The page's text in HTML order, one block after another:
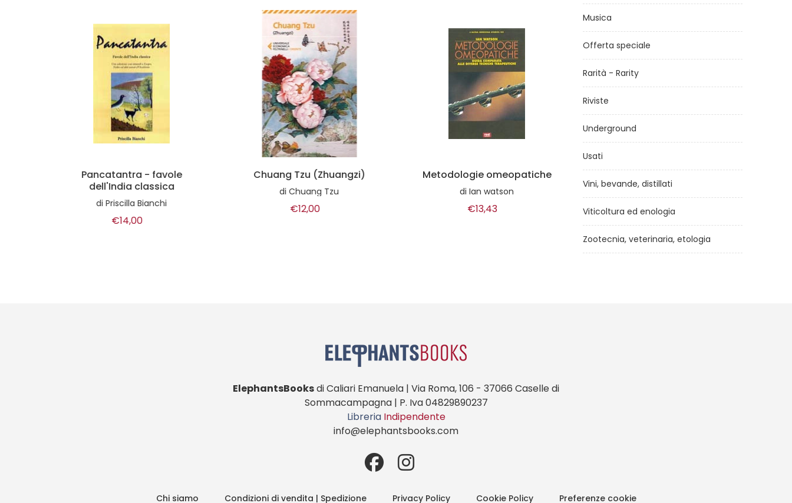
Pancatantra - favole
dell'India classica
di Priscilla Bianchi
€14,00
Chuang Tzu (Zhuangzi)
di Chuang Tzu
€12,00
Metodologie omeopatiche
di Ian watson
€13,43
Donne che esplorano il divino
di
€18,00
Musica
Offerta speciale
Rarità - Rarity
Riviste
Underground
Usati
Vini, bevande, distillati
Viticoltura ed enologia
Zootecnia, veterinaria, etologia
ElephantsBooksdi Caliari Emanuela | Via Roma, 106 - 37066 Caselle di
Sommacampagna | P. Iva 04829890237
Libreria Indipendente
info@elephantsbooks.com
Chi siamo Condizioni di vendita | Spedizione Privacy Policy Cookie Policy Preferenze cookie